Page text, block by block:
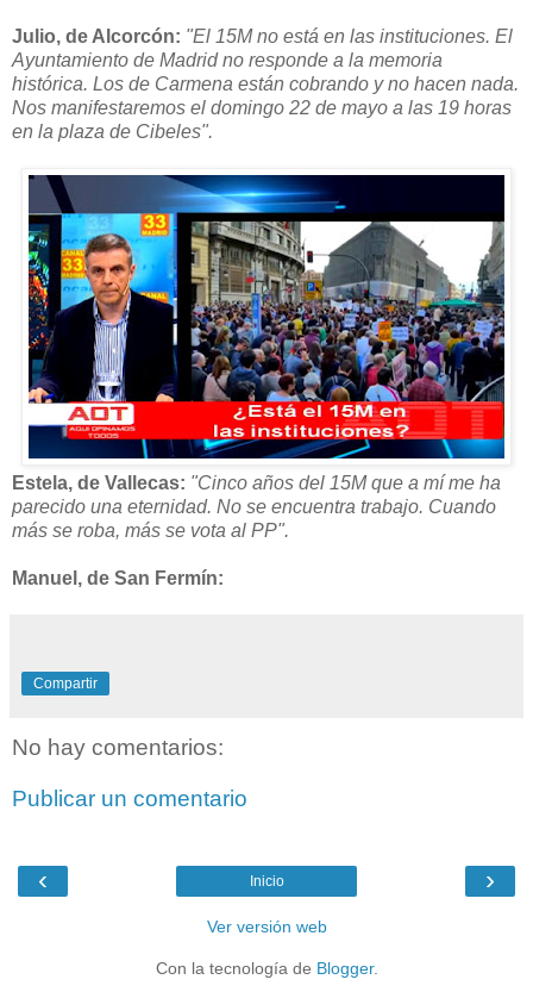
Julio, de Alcorcón: "El 15M no está en las instituciones. El
Ayuntamiento de Madrid no responde a la memoria
histórica. Los de Carmena están cobrando y no hacen nada.
Nos manifestaremos el domingo 22 de mayo a las 19 horas
en la plaza de Cibeles".
Estela, de Vallecas: "Cinco años del 15M que a mí me ha
parecido una eternidad. No se encuentra trabajo. Cuando
más se roba, más se vota al PP".
Manuel, de San Fermín:
Compartir
No hay comentarios:
Publicar un comentario
‹ ›
Inicio
Ver versión web
Con la tecnología de Blogger.